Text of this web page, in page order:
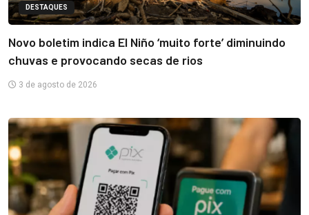
DESTAQUES
Novo boletim indica El Niño ‘muito forte’ diminuindo
chuvas e provocando secas de rios
3 de agosto de 2026